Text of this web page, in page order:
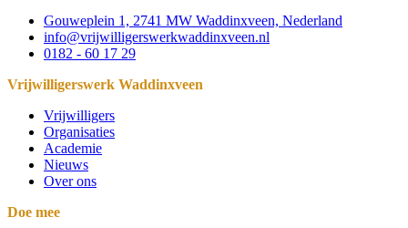
Gouweplein 1, 2741 MW Waddinxveen, Nederland
info@vrijwilligerswerkwaddinxveen.nl
0182 - 60 17 29
Vrijwilligerswerk Waddinxveen
Vrijwilligers
Organisaties
Academie
Nieuws
Over ons
Doe mee